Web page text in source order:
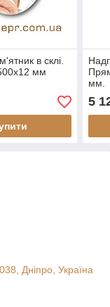
в склі.
мм
мм.
5
Дніпро, Україна